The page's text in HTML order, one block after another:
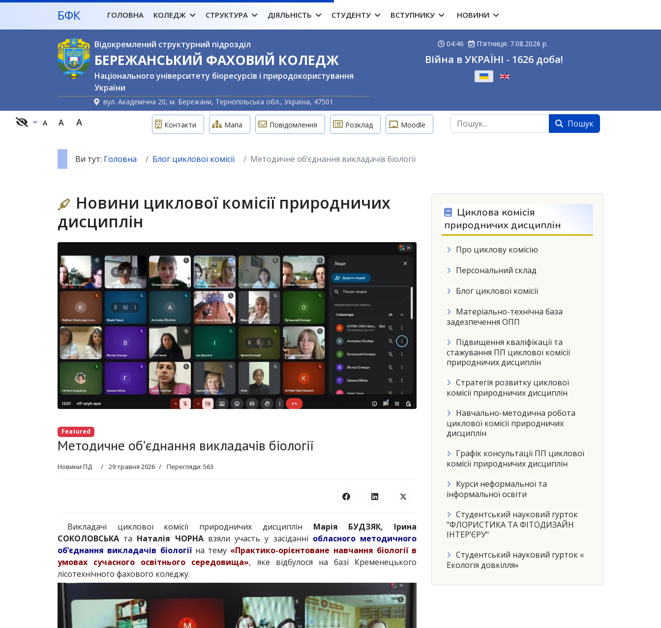
БФК ГОЛОВНА КОЛЕДЖ СТРУКТУРА ДІЯЛЬНІСТЬ СТУДЕНТУ ВСТУПНИКУ НОВИНИ
Відокремлений структурний підрозділ
БЕРЕЖАНСЬКИЙ ФАХОВИЙ КОЛЕДЖ
Національного університету біоресурсів і природокористування
України
вул. Академічна 20, м. Бережани, Тернопільська обл., Україна, 47501
04:46 П'ятниця: 7.08.2026 р.
Війна в УКРАЇНІ - 1626 доба!
A A A Контакти Мапа Повідомлення Розклад Moodle Пошук Пошук
Ви тут: Головна Блог циклової комісії Методичне об’єднання викладачів біології
Новини циклової комісії природничих
дисциплін
Featured
Методичне об’єднання викладачів біології
Новини ПД 29 травня 2026 Перегляди: 563
Викладачі циклової комісії природничих дисциплін Марія БУДЗЯК, Ірина
СОКОЛОВСЬКА та Наталія ЧОРНАвзяли участь у засіданні обласного методичного
об’єднання викладачів біології на тему «Практико-орієнтоване навчання біології в
умовах сучасного освітнього середовища», яке відбулося на базі Кременецького
лісотехнічного фахового коледжу.
Циклова комісія
природничих дисциплін
Про циклову комісію
Персональний склад
Блог циклової комісії
Матеріально-технічна база
задезпечення ОПП
Підвищення кваліфікації та
стажування ПП циклової комісії
природничих дисциплін
Стратегія розвитку циклової
комісії природничих дисциплін
Навчально-методична робота
циклової комісії природничих
дисциплін
Графік консультації ПП циклової
комісії природничих дисциплін
Курси неформальної та
інформальної освіти
Студентський науковий гурток
"ФЛОРИСТИКА ТА ФІТОДИЗАЙН
ІНТЕР’ЄРУ"
Студентський науковий гурток «
Екологія довкілля»